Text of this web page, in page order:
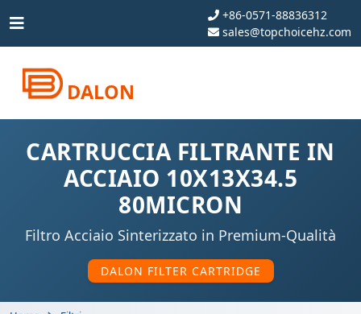
+86-0571-88836312
sales@topchoicehz.com
DALON
CARTRUCCIA FILTRANTE IN
ACCIAIO 10X13X34.5
80MICRON
Filtro Acciaio Sinterizzato in Premium-Qualità
DALON FILTER CARTRIDGE